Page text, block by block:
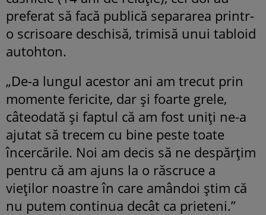
preferat să facă publică separarea printr-
o scrisoare deschisă, trimisă unui tabloid
autohton.
„De-a lungul acestor ani am trecut prin
momente fericite, dar şi foarte grele,
câteodată şi faptul că am fost uniţi ne-a
ajutat să trecem cu bine peste toate
încercările. Noi am decis să ne despărţim
pentru că am ajuns la o răscruce a
vieţilor noastre în care amândoi ştim că
nu putem continua decât ca prieteni.”